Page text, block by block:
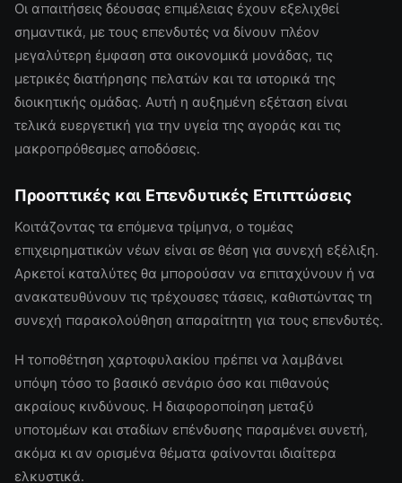
Οι απαιτήσεις δέουσας επιμέλειας έχουν εξελιχθεί
σημαντικά, με τους επενδυτές να δίνουν πλέον
μεγαλύτερη έμφαση στα οικονομικά μονάδας, τις
μετρικές διατήρησης πελατών και τα ιστορικά της
διοικητικής ομάδας. Αυτή η αυξημένη εξέταση είναι
τελικά ευεργετική για την υγεία της αγοράς και τις
μακροπρόθεσμες αποδόσεις.
Προοπτικές και Επενδυτικές Επιπτώσεις
Κοιτάζοντας τα επόμενα τρίμηνα, ο τομέας
επιχειρηματικών νέων είναι σε θέση για συνεχή εξέλιξη.
Αρκετοί καταλύτες θα μπορούσαν να επιταχύνουν ή να
ανακατευθύνουν τις τρέχουσες τάσεις, καθιστώντας τη
συνεχή παρακολούθηση απαραίτητη για τους επενδυτές.
Η τοποθέτηση χαρτοφυλακίου πρέπει να λαμβάνει
υπόψη τόσο το βασικό σενάριο όσο και πιθανούς
ακραίους κινδύνους. Η διαφοροποίηση μεταξύ
υποτομέων και σταδίων επένδυσης παραμένει συνετή,
ακόμα κι αν ορισμένα θέματα φαίνονται ιδιαίτερα
ελκυστικά.